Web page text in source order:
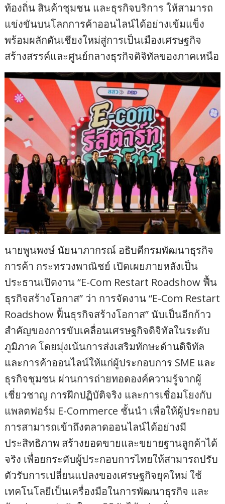
ท้องถิ่น สินค้าชุมชน และธุรกิจบริการ ให้สามารถ
แข่งขันบนโลกการค้าออนไลน์ได้อย่างเข้มแข็ง
พร้อมผลักดันเชียงใหม่สู่การเป็นเมืองเศรษฐกิจ
สร้างสรรค์และศูนย์กลางธุรกิจดิจิทัลของภาคเหนือ
นายพูนพงษ์ นัยนาภากรณ์ อธิบดีกรมพัฒนาธุรกิจ
การค้า กระทรวงพาณิชย์ เปิดเผยภายหลังเป็น
ประธานเปิดงาน “E-Com Restart Roadshow ฟื้น
ธุรกิจสร้างโอกาส” ว่า การจัดงาน “E-Com Restart
Roadshow ฟื้นธุรกิจสร้างโอกาส” นับเป็นอีกก้าว
สำคัญของการขับเคลื่อนเศรษฐกิจดิจิทัลในระดับ
ภูมิภาค โดยมุ่งเน้นการส่งเสริมทักษะด้านดิจิทัล
และการค้าออนไลน์ให้แก่ผู้ประกอบการ SME และ
ธุรกิจชุมชน ผ่านการถ่ายทอดองค์ความรู้จากผู้
เชี่ยวชาญ การฝึกปฏิบัติจริง และการเชื่อมโยงกับ
แพลตฟอร์ม E-Commerce ชั้นนำ เพื่อให้ผู้ประกอบ
การสามารถเข้าถึงตลาดออนไลน์ได้อย่างมี
ประสิทธิภาพ สร้างยอดขายและขยายฐานลูกค้าได้
จริง เพื่อยกระดับผู้ประกอบการไทยให้สามารถปรับ
ตัวรับการเปลี่ยนแปลงของเศรษฐกิจยุคใหม่ ใช้
เทคโนโลยีเป็นเครื่องมือในการพัฒนาธุรกิจ และ